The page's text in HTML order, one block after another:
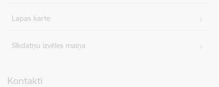
Lapas karte
Sīkdatņu izvēles maiņa
Kontakti